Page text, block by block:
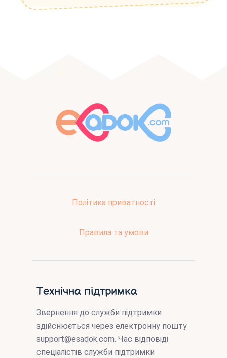
Політика приватності
Правила та умови
Технічна підтримка
Звернення до служби підтримки
здійснюється через електронну пошту
support@esadok.com. Час відповіді
спеціалістів служби підтримки